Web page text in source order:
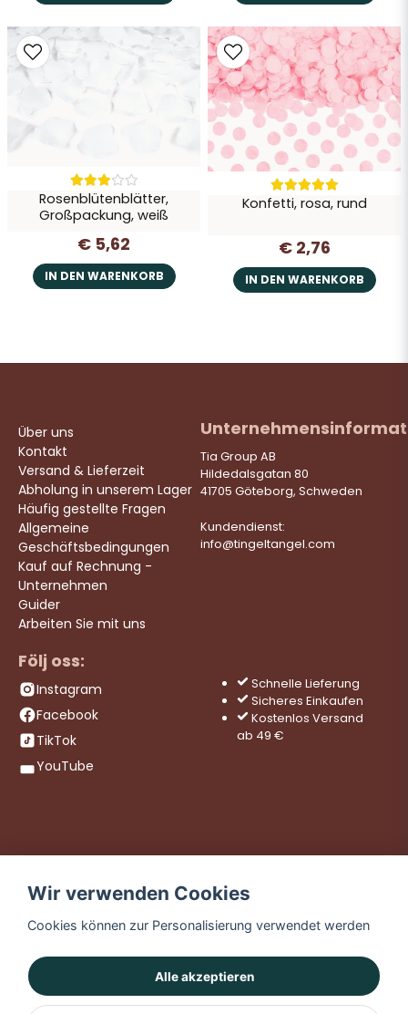
Rosenblütenblätter,
Großpackung, weiß
€ 5,62
IN DEN WARENKORB
Konfetti, rosa, rund
€ 2,76
IN DEN WARENKORB
Über uns
Kontakt
Versand & Lieferzeit
Abholung in unserem Lager
Häufig gestellte Fragen
Allgemeine
Geschäftsbedingungen
Kauf auf Rechnung -
Unternehmen
Guider
Arbeiten Sie mit uns
Tia Group AB
Hildedalsgatan 80
41705 Göteborg, Schweden
Kundendienst:
info@tingeltangel.com
Följ oss:
Instagram
Facebook
TikTok
YouTube
Schnelle Lieferung
Sicheres Einkaufen
Kostenlos Versand
ab 49 €
Wir verwenden Cookies
Cookies können zur Personalisierung verwendet werden
Alle akzeptieren